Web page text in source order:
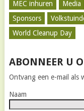
MEC inhuren
Media
Sponsors
World Cleanup Day
ABONNEER U
Ontvang een e-mail als
Naam